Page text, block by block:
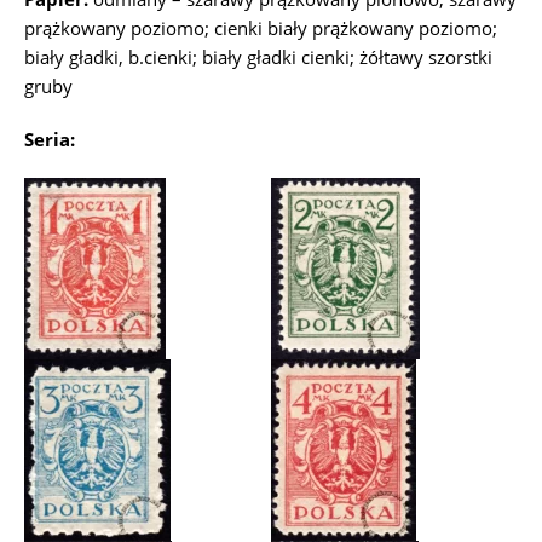
prążkowany poziomo; cienki biały prążkowany poziomo;
biały gładki, b.cienki; biały gładki cienki; żółtawy szorstki
gruby
Seria: